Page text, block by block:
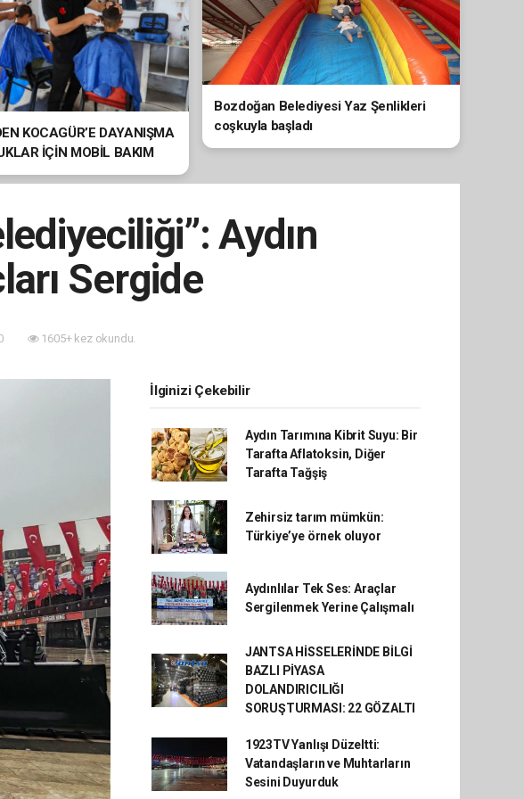
KOCAGÜR’E DAYANIŞMA
İÇİN MOBİL BAKIM
Bozdoğan Belediyesi Yaz Şenlikleri
coşkuyla başladı
Aydın
Sergide
1605+ kez okundu.
İlginizi Çekebilir
Aydın Tarımına Kibrit Suyu: Bir
Tarafta Aflatoksin, Diğer
Tarafta Tağşiş
Zehirsiz tarım mümkün:
Türkiye’ye örnek oluyor
Aydınlılar Tek Ses: Araçlar
Sergilenmek Yerine Çalışmalı
JANTSA HİSSELERİNDE BİLGİ
BAZLI PİYASA
DOLANDIRICILIĞI
SORUŞTURMASI: 22 GÖZALTI
1923TV Yanlışı Düzeltti:
Vatandaşların ve Muhtarların
Sesini Duyurduk